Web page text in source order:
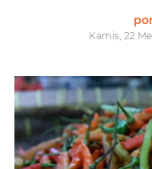
Kamis, 22